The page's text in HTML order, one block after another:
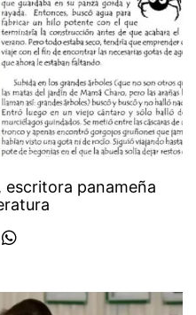
escritora panameña